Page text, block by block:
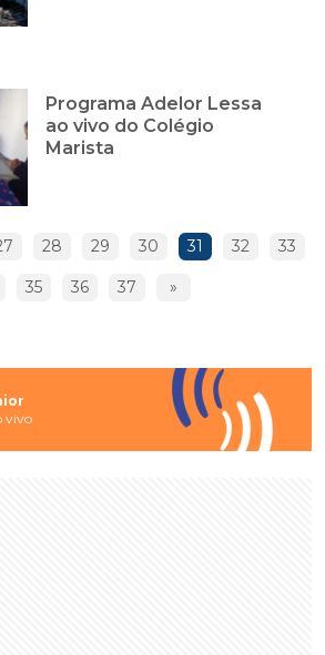
Programa Adelor Lessa
ao vivo do Colégio
Marista
28 29 30 31 32 33
35 36 37 »
vivo